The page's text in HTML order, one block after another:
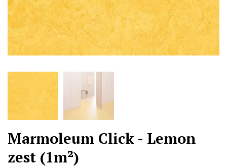
Marmoleum Click - Lemon
zest (1m²)